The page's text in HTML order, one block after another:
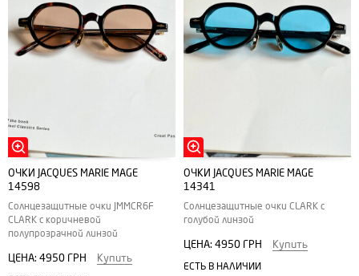
ОЧКИ JACQUES MARIE MAGE
14598
Солнцезащитные очки JMMCR6F
CLARK с коричневой
полупрозрачной линзой
ЦЕНА: 4950 ГРН Купить
ОЧКИ JACQUES MARIE MAGE
14341
Солнцезащитные очки CLARK с
голубой линзой
ЦЕНА: 4950 ГРН Купить
ЕСТЬ В НАЛИЧИИ